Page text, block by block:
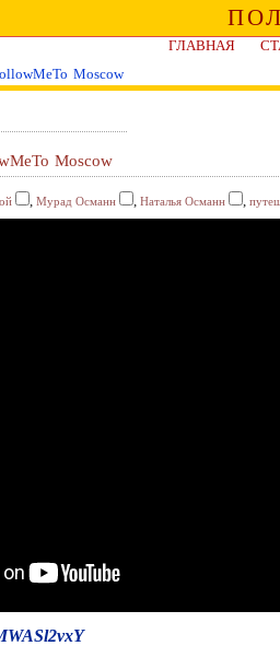
ГЛАВНАЯ
Moscow
Moscow
, Мурад Османн , Наталья Османн ,